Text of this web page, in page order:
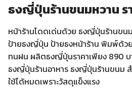
ธงญี่ปุ่นร้านขนมหวาน ร
หน้าร้านโดดเด่นด้วย ธงญี่ปุ่นร้านขน
ป้ายธงญี่ปุ่น ป้ายธงหน้าร้าน พิมพ์ด้ว
ทนฝน ผลิตธงญี่ปุ่นราคาเพียง 890 บ
ธงญี่ปุ่นร้านอาหาร ธงญี่ปุ่นร้านขนม ส
ใช้ได้หมดเพราะวัสดุแข็งแรง